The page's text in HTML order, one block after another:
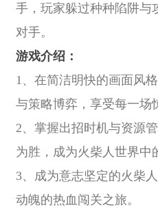
手，玩家躲过种种陷阱与
对手。
游戏介绍：
1、在简洁明快的画面风
与策略博弈，享受每一场
2、掌握出招时机与资源
为胜，成为火柴人世界中
3、成为意志坚定的火柴
动魄的热血闯关之旅。